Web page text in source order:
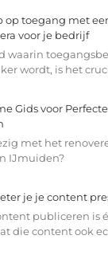
op toegang met
voor je bedrijf
waarin
wordt, is het
Gids voor
met het
IJmuiden?
je je content
publiceren is
die content ook